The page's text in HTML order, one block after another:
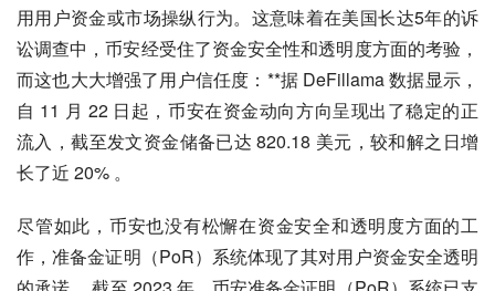
用用户资金或市场操纵行为。这意味着在美国长达5年的诉
讼调查中，币安经受住了资金安全性和透明度方面的考验，
而这也大大增强了用户信任度：**据 DeFillama 数据显示，
自 11 月 22 日起，币安在资金动向方向呈现出了稳定的正
流入，截至发文资金储备已达 820.18 美元，较和解之日增
长了近 20% 。
尽管如此，币安也没有松懈在资金安全和透明度方面的工
作，准备金证明（PoR）系统体现了其对用户资金安全透明